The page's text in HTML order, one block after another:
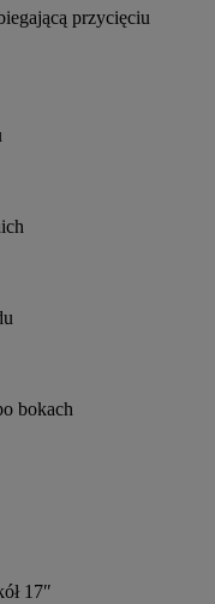
przycięciu
bokach
17″